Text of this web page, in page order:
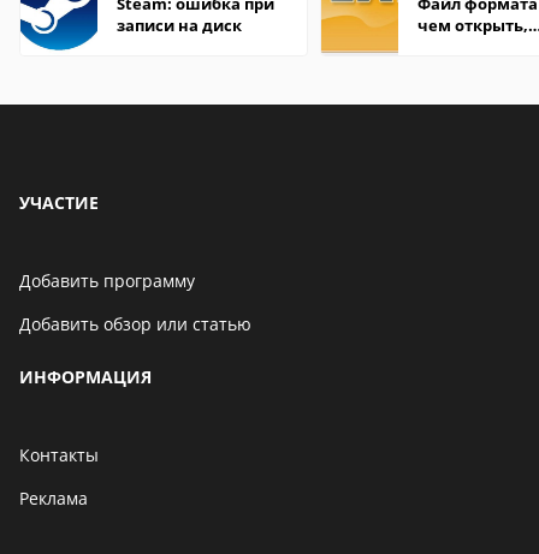
записи на диск
чем открыть,
УЧАСТИЕ
Добавить программу
Добавить обзор или статью
ИНФОРМАЦИЯ
Контакты
Реклама